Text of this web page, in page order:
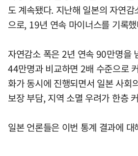
도 계속됐다. 지난해 일본의 자연
으로, 19년 연속 마이너스를 기록
자연감소 폭은 2년 연속 90만명을
44만명과 비교하면 2배 수준으로
화가 동시에 진행되면서 일본 사회
보장 부담, 지역 소멸 우려가 한층
일본 언론들은 이번 통계 결과에